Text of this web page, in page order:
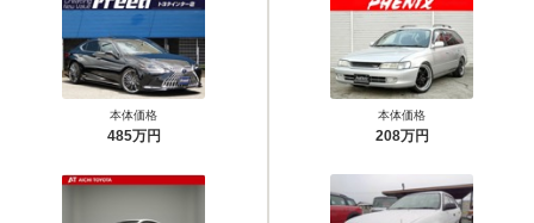
本体価格
485万円
本体価格
208万円